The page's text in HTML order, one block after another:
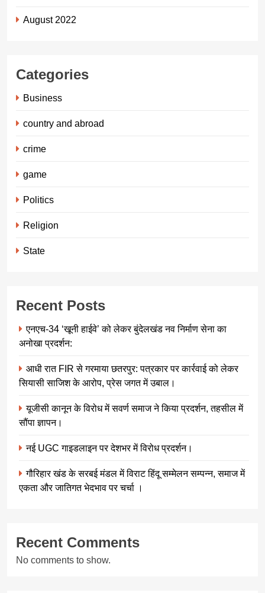
August 2022
Categories
Business
country and abroad
crime
game
Politics
Religion
State
Recent Posts
एनएच-34 ‘खूनी हाईवे’ को लेकर बुंदेलखंड नव निर्माण सेना का
अनोखा प्रदर्शन:
आधी रात FIR से गरमाया छतरपुर: पत्रकार पर कार्रवाई को लेकर
सियासी साजिश के आरोप, प्रेस जगत में उबाल।
यूजीसी कानून के विरोध में सवर्ण समाज ने किया प्रदर्शन, तहसील में
सौंपा ज्ञापन।
नई UGC गाइडलाइन पर देशभर में विरोध प्रदर्शन।
गौरिहार खंड के सरबई मंडल में विराट हिंदू सम्मेलन सम्पन्न, समाज में
एकता और जातिगत भेदभाव पर चर्चा ।
Recent Comments
No comments to show.